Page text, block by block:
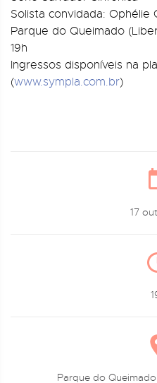
Solista convidada: Ophélie
Parque do Queimado
19h
Ingressos disponíveis na
(www.sympla.com.br)
17
Parque do